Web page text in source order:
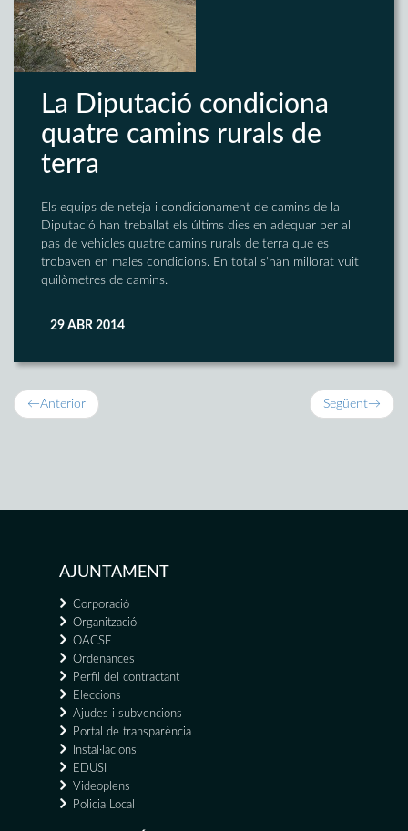
La Diputació condiciona
quatre camins rurals de
terra
Els equips de neteja i condicionament de camins de la
Diputació han treballat els últims dies en adequar per al
pas de vehicles quatre camins rurals de terra que es
trobaven en males condicions. En total s'han millorat vuit
quilòmetres de camins.
29 ABR 2014
←Anterior Següent→
AJUNTAMENT
Corporació
Organització
OACSE
Ordenances
Perfil del contractant
Eleccions
Ajudes i subvencions
Portal de transparència
Instal·lacions
EDUSI
Videoplens
Policia Local